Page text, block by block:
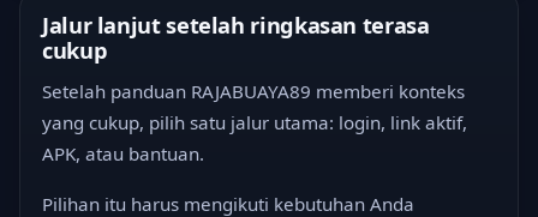
Jalur lanjut setelah ringkasan terasa
cukup
Setelah panduan RAJABUAYA89 memberi konteks
yang cukup, pilih satu jalur utama: login, link aktif,
APK, atau bantuan.
Pilihan itu harus mengikuti kebutuhan Anda